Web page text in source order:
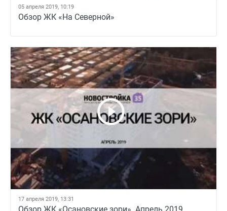
05 апреля 2019, 10:19
Обзор ЖК «На Северной»
17 апреля 2019, 13:31